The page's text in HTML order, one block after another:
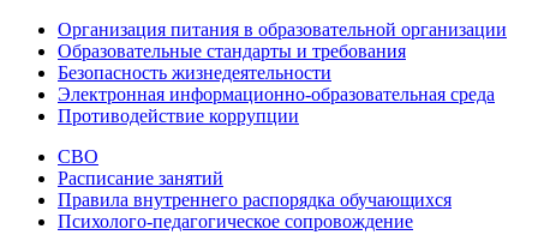
Организация питания в образовательной организации
Образовательные стандарты и требования
Безопасность жизнедеятельности
Электронная информационно-образовательная среда
Противодействие коррупции
СВО
Расписание занятий
Правила внутреннего распорядка обучающихся
Психолого-педагогическое сопровождение